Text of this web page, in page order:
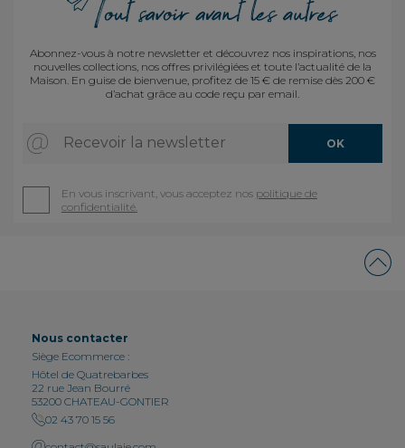
Abonnez-vous à notre newsletter et découvrez nos inspirations, nos
nouvelles collections, nos offres privilégiées et toute l’actualité de la
Maison. En guise de bienvenue, profitez de 15 € de remise dès 200 €
d’achat grâce au code reçu par email.
Recevoir la newsletter OK
En vous inscrivant, vous acceptez nos politique de
confidentialité.
Nous contacter
Siège Ecommerce :
Hôtel de Quatrebarbes
22 rue Jean Bourré
53200 CHATEAU-GONTIER
02 43 70 15 56